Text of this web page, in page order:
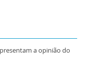
a opinião do